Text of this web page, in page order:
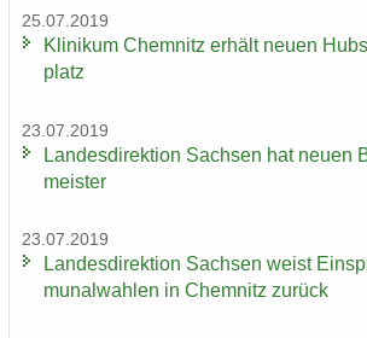
25.07.2019
Kli­ni­kum Chem­nitz er­hält neuen
platz
23.07.2019
Lan­des­di­rek­ti­on Sach­sen hat neuen
meis­ter
23.07.2019
Lan­des­di­rek­ti­on Sach­sen weist
mu­nal­wah­len in Chem­nitz zu­rück